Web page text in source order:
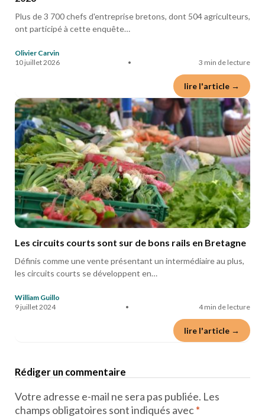
Plus de 3 700 chefs d'entreprise bretons, dont 504 agriculteurs,
ont participé à cette enquête…
Olivier Carvin
10 juillet 2026
• 3 min de lecture
lire l'article →
Les circuits courts sont sur de bons rails en Bretagne
Définis comme une vente présentant un intermédiaire au plus,
les circuits courts se développent en…
William Guillo
9 juillet 2024
• 4 min de lecture
lire l'article →
Rédiger un commentaire
Votre adresse e-mail ne sera pas publiée. Les
champs obligatoires sont indiqués avec*